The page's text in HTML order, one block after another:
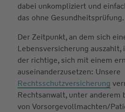
dabei unkompliziert und
das ohne Gesundheitsprüfung.
Der Zeitpunkt, an dem sich
Lebensversicherung
der richtige, sich mit einem
auseinanderzusetzen: Unsere
Rechtsschutzversicherung
Rechtsanwalt, unter anderem
von Vorsorgevollmachten/